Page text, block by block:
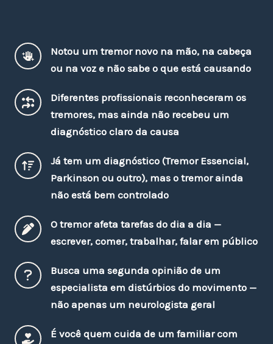
Notou um tremor novo na mão, na cabeça
ou na voz e não sabe o que está causando
Diferentes profissionais reconheceram os
tremores, mas ainda não recebeu um
diagnóstico claro da causa
Já tem um diagnóstico (Tremor Essencial,
Parkinson ou outro), mas o tremor ainda
não está bem controlado
O tremor afeta tarefas do dia a dia —
escrever, comer, trabalhar, falar em público
Busca uma segunda opinião de um
especialista em distúrbios do movimento —
não apenas um neurologista geral
É você quem cuida de um familiar com